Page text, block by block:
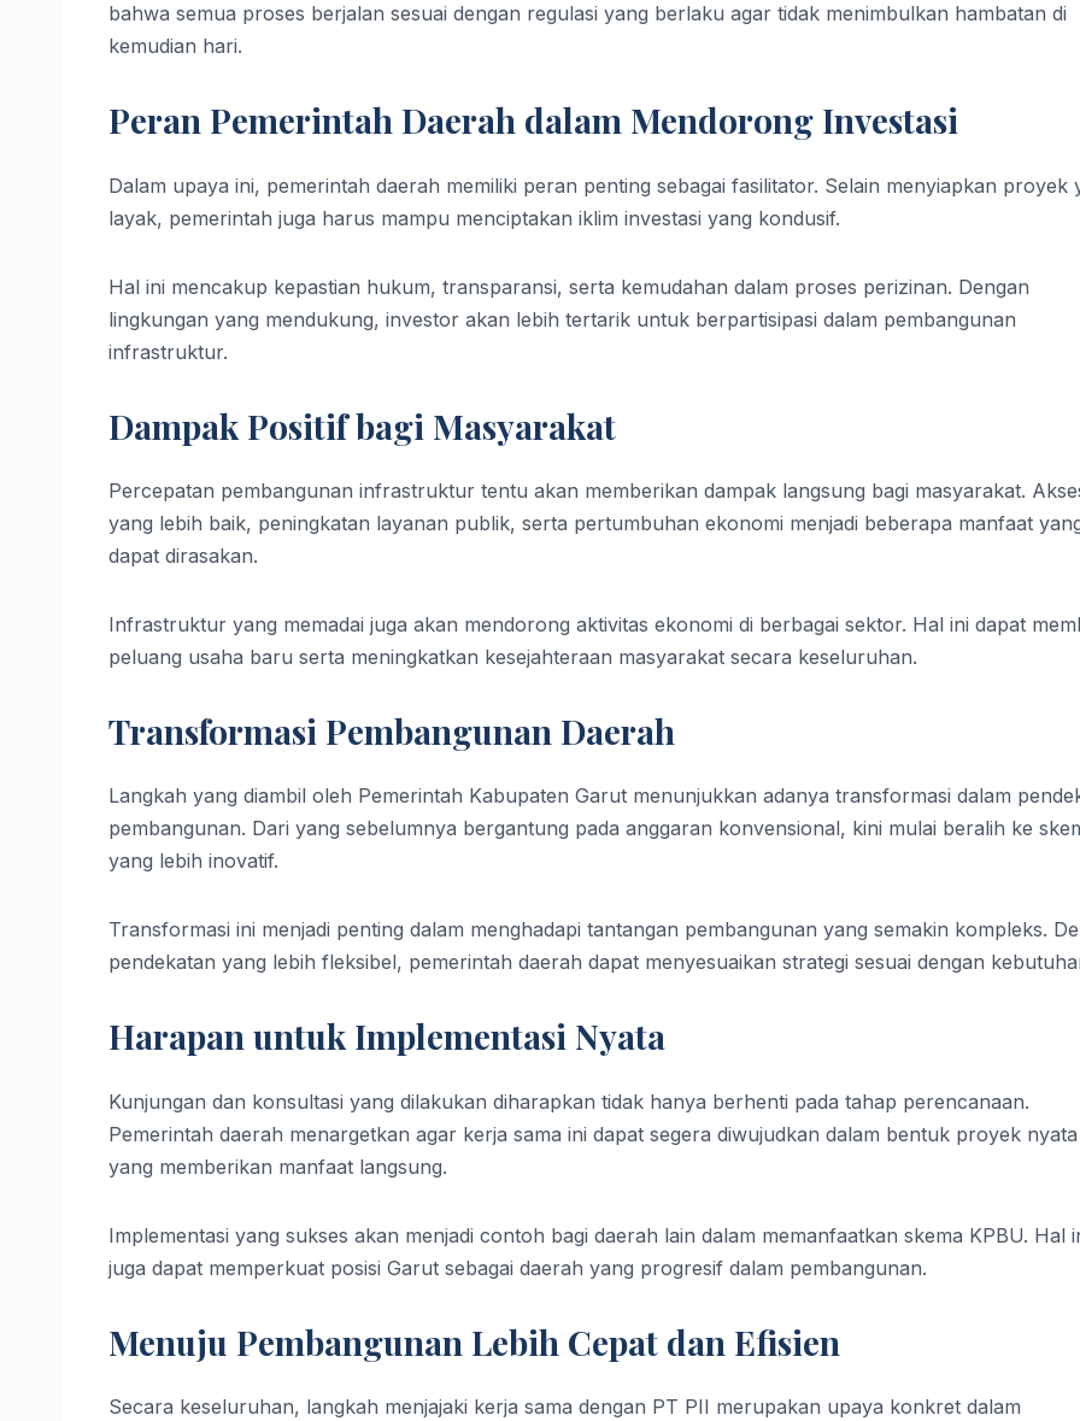
bahwa semua proses berjalan sesuai dengan regulasi yang berlaku agar tidak menimbulkan hambatan di
kemudian hari.
Peran Pemerintah Daerah dalam Mendorong Investasi
Dalam upaya ini, pemerintah daerah memiliki peran penting sebagai fasilitator. Selain menyiapkan proyek
layak, pemerintah juga harus mampu menciptakan iklim investasi yang kondusif.
Hal ini mencakup kepastian hukum, transparansi, serta kemudahan dalam proses perizinan. Dengan
lingkungan yang mendukung, investor akan lebih tertarik untuk berpartisipasi dalam pembangunan
infrastruktur.
Dampak Positif bagi Masyarakat
Percepatan pembangunan infrastruktur tentu akan memberikan dampak langsung bagi masyarakat.
yang lebih baik, peningkatan layanan publik, serta pertumbuhan ekonomi menjadi beberapa manfaat
dapat dirasakan.
Infrastruktur yang memadai juga akan mendorong aktivitas ekonomi di berbagai sektor. Hal ini dapat
peluang usaha baru serta meningkatkan kesejahteraan masyarakat secara keseluruhan.
Transformasi Pembangunan Daerah
Langkah yang diambil oleh Pemerintah Kabupaten Garut menunjukkan adanya transformasi dalam
pembangunan. Dari yang sebelumnya bergantung pada anggaran konvensional, kini mulai beralih ke
yang lebih inovatif.
Transformasi ini menjadi penting dalam menghadapi tantangan pembangunan yang semakin kompleks.
pendekatan yang lebih fleksibel, pemerintah daerah dapat menyesuaikan strategi sesuai dengan
Harapan untuk Implementasi Nyata
Kunjungan dan konsultasi yang dilakukan diharapkan tidak hanya berhenti pada tahap perencanaan.
Pemerintah daerah menargetkan agar kerja sama ini dapat segera diwujudkan dalam bentuk proyek nyata
yang memberikan manfaat langsung.
Implementasi yang sukses akan menjadi contoh bagi daerah lain dalam memanfaatkan skema KPBU. Hal
juga dapat memperkuat posisi Garut sebagai daerah yang progresif dalam pembangunan.
Menuju Pembangunan Lebih Cepat dan Efisien
Secara keseluruhan, langkah menjajaki kerja sama dengan PT PII merupakan upaya konkret dalam